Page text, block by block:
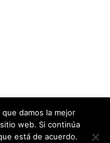
damos la mejor
web. Si continúa
está de acuerdo.